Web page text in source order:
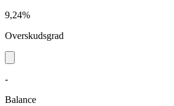
9,24%
Overskudsgrad
-
Balance